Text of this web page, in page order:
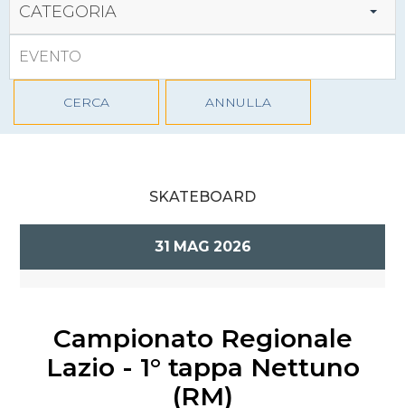
CATEGORIA
CERCA ANNULLA
SKATEBOARD
31 MAG 2026
Campionato Regionale
Lazio - 1° tappa Nettuno
(RM)